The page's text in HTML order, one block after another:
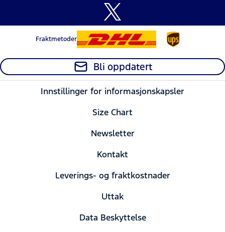
Fraktmetoder
Bli oppdatert
Innstillinger for informasjonskapsler
Size Chart
Newsletter
Kontakt
Leverings- og fraktkostnader
Uttak
Data Beskyttelse